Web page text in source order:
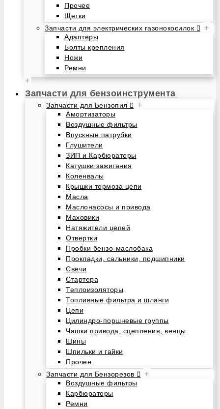
Прочее
Щетки
Запчасти для электрических газонокосилок
+
Адаптеры
Болты крепления
Ножи
Ремни
+
Запчасти для бензоинструмента
Запчасти для Бензопил +
Амортизаторы
Воздушные фильтры
Впускные патрубки
Глушители
ЗИП и Карбюраторы
Катушки зажигания
Коленвалы
Крышки тормоза цепи
Масла
Маслонасосы и привода
Маховики
Натяжители цепей
Отвертки
Пробки бензо-маслобака
Прокладки, сальники, подшипники
Свечи
Стартера
Теплоизоляторы
Топливные фильтра и шланги
Цепи
Цилиндро-поршневые группы
Чашки привода, сцепления, венцы
Шины
Шпильки и гайки
Прочее
Запчасти для Бензорезов
+
Воздушные фильтры
Карбюраторы
Ремни